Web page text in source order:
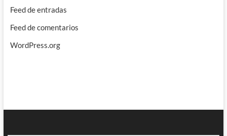
Feed de entradas
Feed de comentarios
WordPress.org